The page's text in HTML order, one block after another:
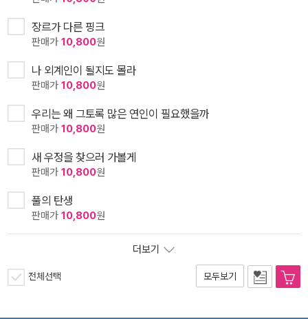
장르가 다른 핑크
판매가 10,800원
나 외계인이 될지도 몰라
판매가 10,800원
우리는 왜 그토록 많은 연인이 필요했을까
판매가 10,800원
새 우정을 찾으러 가볼게
판매가 10,800원
풀의 탄생
판매가 10,800원
더보기
전체선택 모두보기